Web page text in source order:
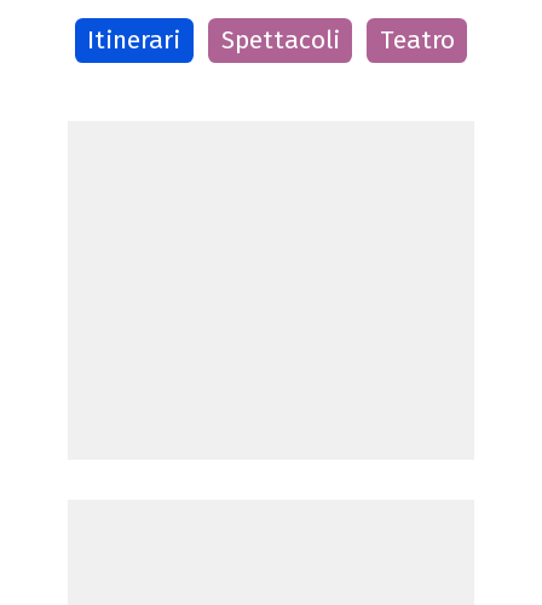
Itinerari Spettacoli Teatro